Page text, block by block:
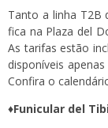
Tanto a linha T2B
fica na Plaza del
As tarifas estão
disponíveis
Confira o
♦Funicular del